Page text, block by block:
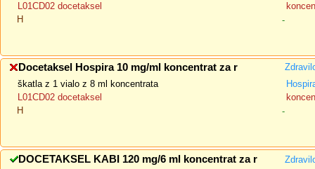
L01CD02 docetaksel
H
-
Docetaksel Hospira 10 mg/ml koncentrat za r
škatla z 1 vialo z 8 ml koncentrata
L01CD02 docetaksel
H
-
DOCETAKSEL KABI 120 mg/6 ml koncentrat za r